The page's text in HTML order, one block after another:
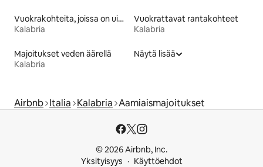
Vuokrakohteita, joissa on uima-allas
Kalabria
Vuokrattavat rantakohteet
Kalabria
Majoitukset veden äärellä
Kalabria
Näytä lisää
Airbnb Italia Kalabria Aamiaismajoitukset
© 2026 Airbnb, Inc.
Yksityisyys
Käyttöehdot